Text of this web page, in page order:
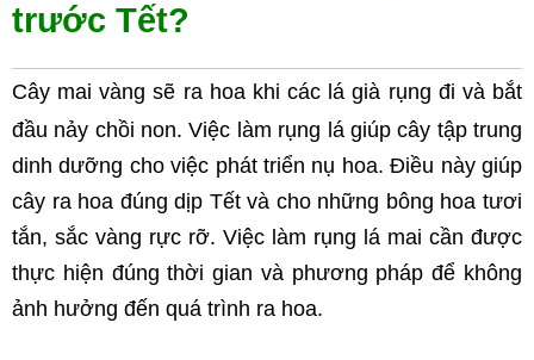
trước Tết?
Cây mai vàng sẽ ra hoa khi các lá già rụng đi và bắt
đầu nảy chồi non. Việc làm rụng lá giúp cây tập trung
dinh dưỡng cho việc phát triển nụ hoa. Điều này giúp
cây ra hoa đúng dịp Tết và cho những bông hoa tươi
tắn, sắc vàng rực rỡ. Việc làm rụng lá mai cần được
thực hiện đúng thời gian và phương pháp để không
ảnh hưởng đến quá trình ra hoa.